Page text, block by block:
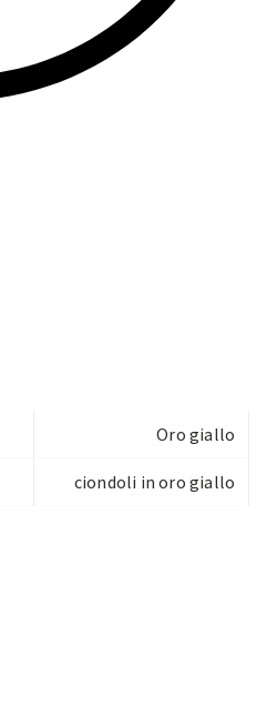
Oro giallo
ciondoli in oro giallo